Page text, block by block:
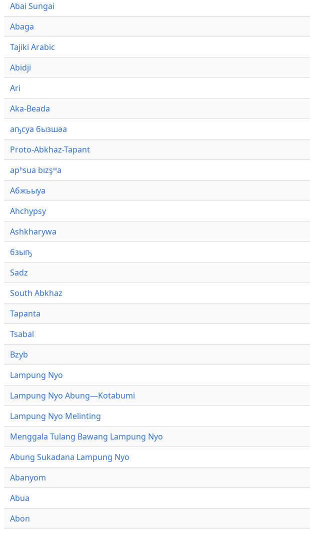
Abai Sungai
Abaga
Tajiki Arabic
Abidji
Ari
Aka-Beada
аҧсуа бызшәа
Proto-Abkhaz-Tapant
apʰsua bızşʷa
Абжьыуа
Ahchypsy
Ashkharywa
бзыҧ
Sadz
South Abkhaz
Tapanta
Tsabal
Bzyb
Lampung Nyo
Lampung Nyo Abung—Kotabumi
Lampung Nyo Melinting
Menggala Tulang Bawang Lampung Nyo
Abung Sukadana Lampung Nyo
Abanyom
Abua
Abon